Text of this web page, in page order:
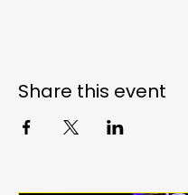
Share this event